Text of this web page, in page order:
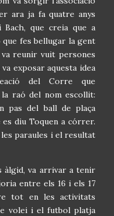
ara ja fa quatre anys
que creia que a
fes bellugar la gent
reunir vuit persones
exposar aquesta idea
del Corre que
la raó del nom escollit:
pas del ball de plaça
diu Toquen a córrer.
paraules i el resultat
àlgid, va arrivar a tenir
entre els 16 i els 17
tot en les activitats
volei i el futbol platja